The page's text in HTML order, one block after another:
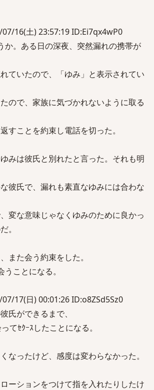
16(土) 23:57:19 ID:Ei7qx4wP0
か。ある日の深夜、突然漏れの携帯が
ていたので、「ゆみ」と表示されてい
ので、家族に気づかれないように取る
すことを約束し電話を切った。
みは彼氏と別れたと言った。それも明
彼氏で、漏れも素直なゆみには合わな
変な意味じゃなくゆみのために良かっ
。
また会う約束をした。
ことになる。
17(日) 00:01:26 ID:o8ZSd5Sz0
氏ができるまで、
てｾｸｰｽしたことになる。
なったけど、感度は変わらなかった。
ーションをつけて指を入れたりしたけ